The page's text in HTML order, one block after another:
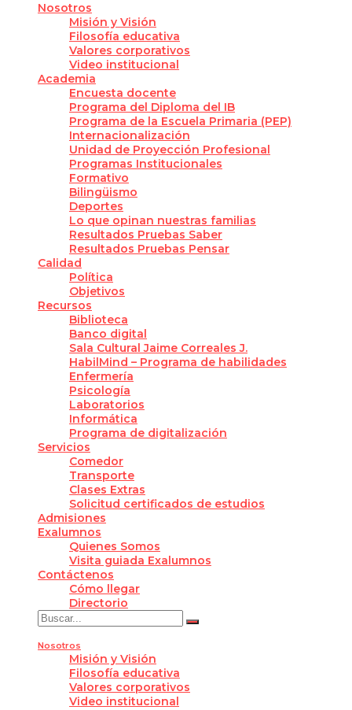
Nosotros
Misión y Visión
Filosofía educativa
Valores corporativos
Video institucional
Academia
Encuesta docente
Programa del Diploma del IB
Programa de la Escuela Primaria (PEP)
Internacionalización
Unidad de Proyección Profesional
Programas Institucionales
Formativo
Bilingüismo
Deportes
Lo que opinan nuestras familias
Resultados Pruebas Saber
Resultados Pruebas Pensar
Calidad
Política
Objetivos
Recursos
Biblioteca
Banco digital
Sala Cultural Jaime Correales J.
HabilMind – Programa de habilidades
Enfermería
Psicología
Laboratorios
Informática
Programa de digitalización
Servicios
Comedor
Transporte
Clases Extras
Solicitud certificados de estudios
Admisiones
Exalumnos
Quienes Somos
Visita guiada Exalumnos
Contáctenos
Cómo llegar
Directorio
Nosotros
Misión y Visión
Filosofía educativa
Valores corporativos
Video institucional